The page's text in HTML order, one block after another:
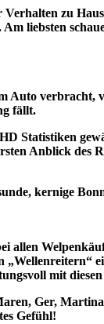
zu
liebsten
Auto
fällt.
Statistiken
Anblick des
kernige
allen
mit
Ger,
Gefühl!